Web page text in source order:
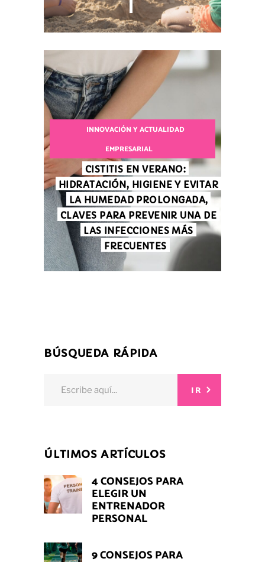
INNOVACIÓN Y ACTUALIDAD
EMPRESARIAL
CISTITIS EN VERANO:
HIDRATACIÓN, HIGIENE Y EVITAR
LA HUMEDAD PROLONGADA,
CLAVES PARA PREVENIR UNA DE
LAS INFECCIONES MÁS
FRECUENTES
BÚSQUEDA RÁPIDA
IR
ÚLTIMOS ARTÍCULOS
4 CONSEJOS PARA
ELEGIR UN
ENTRENADOR
PERSONAL
9 CONSEJOS PARA